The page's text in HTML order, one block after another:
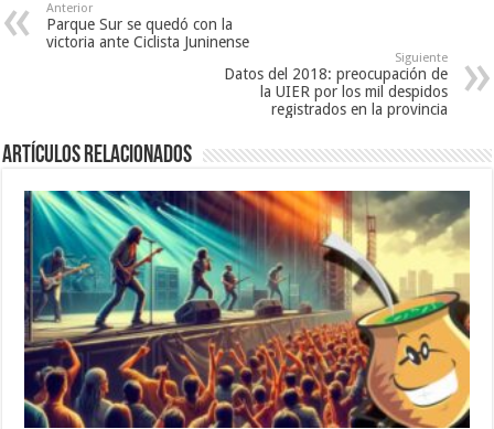
Anterior
Parque Sur se quedó con la
victoria ante Ciclista Juninense
Siguiente
Datos del 2018: preocupación de
la UIER por los mil despidos
registrados en la provincia
Artículos Relacionados